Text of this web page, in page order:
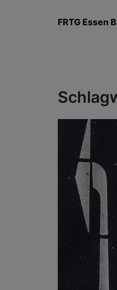
FRTG Essen